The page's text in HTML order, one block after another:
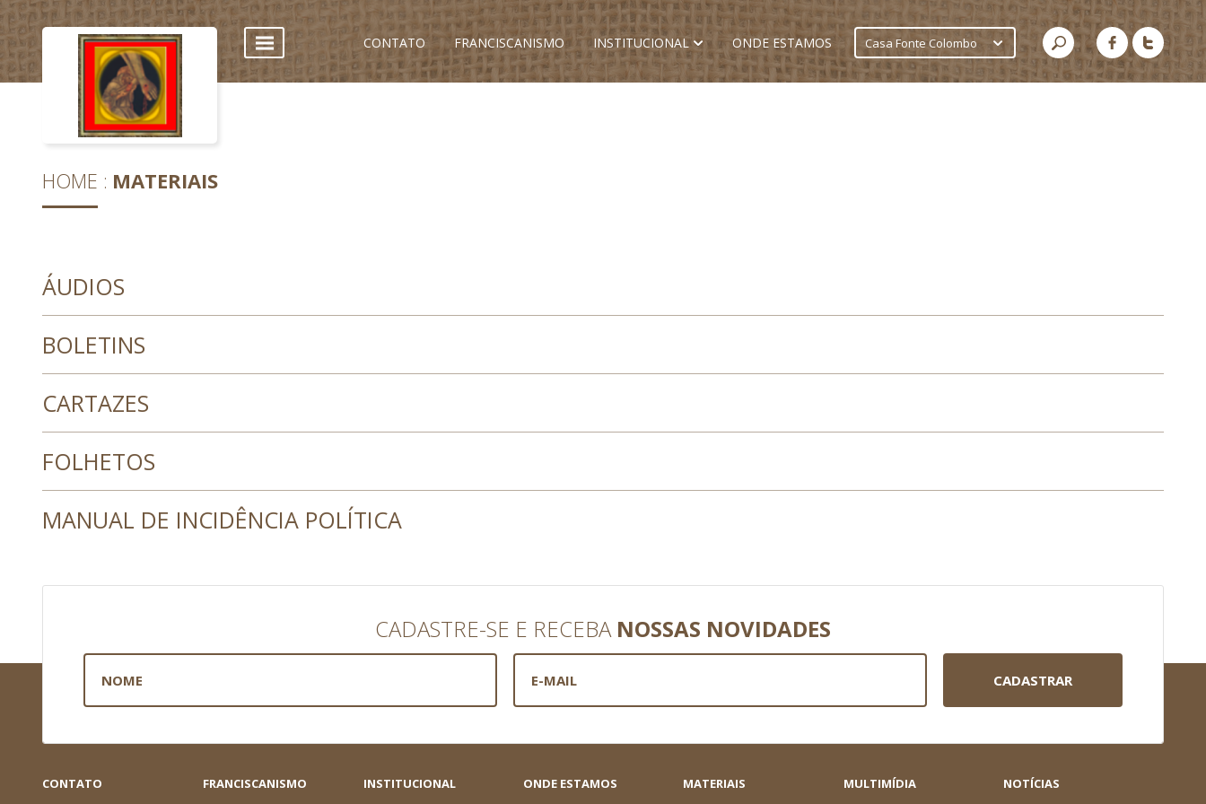
CONTATO FRANCISCANISMO INSTITUCIONAL ONDE ESTAMOS Casa Fonte Colombo
HOME MATERIAIS
ÁUDIOS
BOLETINS
CARTAZES
FOLHETOS
MANUAL DE INCIDÊNCIA POLÍTICA
CADASTRE-SE E RECEBA NOSSAS NOVIDADES
CADASTRAR
CONTATO FRANCISCANISMO
INSTITUCIONAL
ONDE ESTAMOS
MATERIAIS
MULTIMÍDIA
NOTÍCIAS